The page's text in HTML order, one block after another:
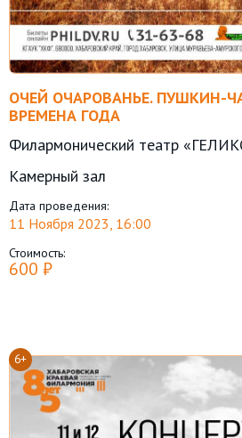
ОЧЕЙ ОЧАРОВАНЬЕ. ПУШКИН-
ВРЕМЕНА ГОДА
Филармонический театр
Камерный зал
Дата проведения:
11 Ноября 2023, 16:00
Стоимость:
600 ₽
6+